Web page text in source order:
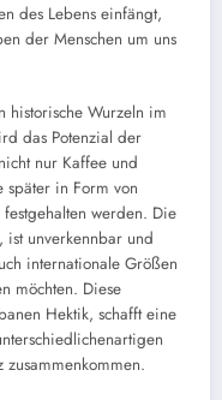
des Lebens einfängt,
der Menschen um uns
historische Wurzeln im
das Potenzial der
nur Kaffee und
später in Form von
werden. Die
unverkennbar und
internationale Größen
möchten. Diese
Hektik, schafft eine
zusammenkommen.